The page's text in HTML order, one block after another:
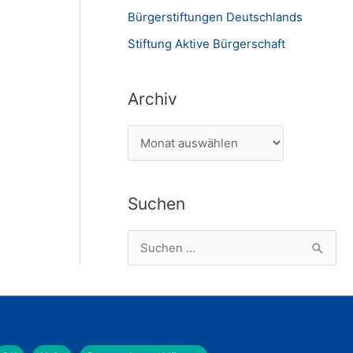
Bürgerstiftungen Deutschlands
Stiftung Aktive Bürgerschaft
Archiv
r
h
i
Suchen
u